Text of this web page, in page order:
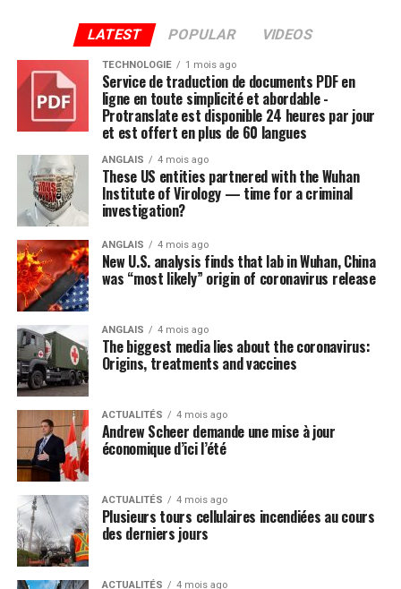
plantes sont plus que de simples nuisances : elles
peuvent déclencher des allergies désagréables et parfois
incontrôlables chez jusqu’à 10 % de la population.
Les vers blancs sont des parasites des pelouses qui
peuvent également être dévastateurs. Ils se nourrissent
des racines du gazon, ce qui le fait brunir et mourir. Les
animaux comme les moufettes et les oiseaux arrachent
ensuite l’herbe pour se nourrir des vers blancs, ce qui
cause encore plus de dégâts.
Et nous ne pouvons pas oublier ce qui arrive aux arbres.
L’agrile du frêne, insecte ravageur du bois, a détruit des
millions d’arbres au Canada.
Pour que nos parcs et nos espaces verts continuent de
prospérer, il faut supprimer ces organismes nuisibles.
Les pesticides sont une – et parfois la seule – option
pour lutter contre ces menaces. Lorsque les pesticides
sont l’outil adéquat, ils peuvent être utilisés en toute
sécurité.
Avant qu’un pesticide puisse être vendu dans notre
pays, il doit être approuvé par Santé Canada. Notre
processus de règlementation est rigoureux et reconnu
mondialement. Les pesticides se présentent sous la
forme de préparations grand public diluées pour une
utilisation à domicile, ainsi que de produits de qualité
LATEST POPULAR VIDEOS
TECHNOLOGIE 1 mois ago
Service de traduction de documents PDF en
ligne en toute simplicité et abordable -
Protranslate est disponible 24 heures par jour
et est offert en plus de 60 langues
ANGLAIS 4 mois ago
These US entities partnered with the Wuhan
Institute of Virology — time for a criminal
investigation?
ANGLAIS 4 mois ago
New U.S. analysis finds that lab in Wuhan, China
was “most likely” origin of coronavirus release
ANGLAIS 4 mois ago
The biggest media lies about the coronavirus:
Origins, treatments and vaccines
ACTUALITÉS 4 mois ago
Andrew Scheer demande une mise à jour
économique d’ici l’été
ACTUALITÉS 4 mois ago
Plusieurs tours cellulaires incendiées au cours
des derniers jours
ACTUALITÉS 4 mois ago